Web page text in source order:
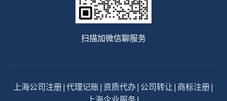
扫描加微信聊服务
上海公司注册|代理记账| 资质代办| 公司转让| 商标注册|